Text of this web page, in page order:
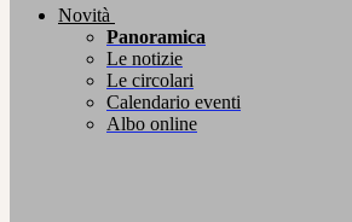
Novità
Panoramica
Le notizie
Le circolari
Calendario eventi
Albo online